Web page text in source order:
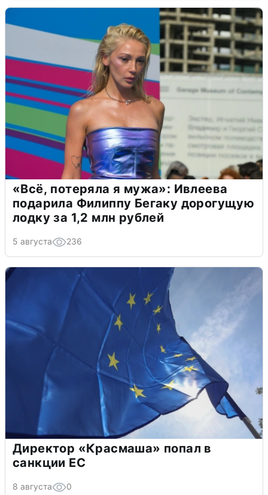
«Всё, потеряла я мужа»: Ивлеева
подарила Филиппу Бегаку дорогущую
лодку за 1,2 млн рублей
5 августа 236
Директор «Красмаша» попал в
санкции ЕС
8 августа 0